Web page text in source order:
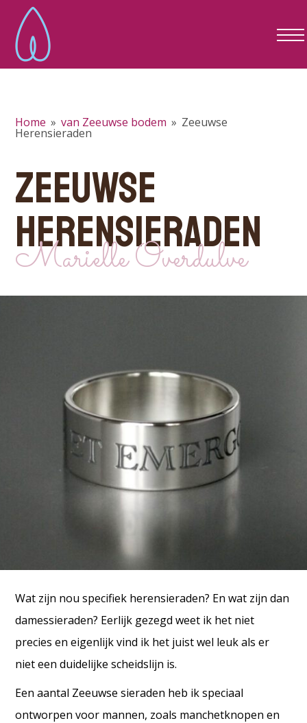
Home » van Zeeuwse bodem » Zeeuwse
Herensieraden
ZEEUWSE
HERENSIERADEN
Marielle Overdulve
Wat zijn nou specifiek herensieraden? En wat zijn dan
damessieraden? Eerlijk gezegd weet ik het niet
precies en eigenlijk vind ik het juist wel leuk als er
niet een duidelijke scheidslijn is.
Een aantal Zeeuwse sieraden heb ik speciaal
ontworpen voor mannen, zoals manchetknopen en